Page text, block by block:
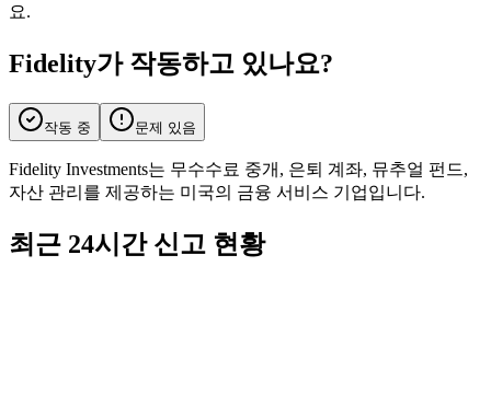
요.
Fidelity가 작동하고 있나요?
작동 중 문제 있음
Fidelity Investments는 무수수료 중개, 은퇴 계좌, 뮤추얼 펀드,
자산 관리를 제공하는 미국의 금융 서비스 기업입니다.
최근 24시간 신고 현황